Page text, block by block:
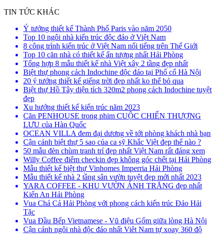
TIN TỨC KHÁC
Ý tưởng thiết kế Thành Phố Paris vào năm 2050
Top 10 ngôi nhà kiến trúc độc đáo ở Việt Nam
8 công trình kiến trúc ở Việt Nam nổi tiếng trên Thế Giới
Top 10 căn nhà có thiết kế ấn tượng nhất Hải Phòng
Tổng hợp 8 mẫu thiết kế nhà Việt xây 2 tầng đẹp nhất
Biệt thự phong cách Indochine độc đáo tại Phố cổ Hà Nội
20 ý tưởng thiết kế giếng trời đẹp nhất ko thể bỏ qua
Biệt thự Hồ Tây diện tích 320m2 phong cách Indochine tuyệt
đẹp
Xu hướng thiết kế kiến trúc năm 2023
Căn PENHOUSE trong phim CUỘC CHIẾN THƯỢNG
LƯU của Hàn Quốc
OCEAN VILLA đem đại dương về tới phòng khách nhà bạn
Cận cảnh biệt thự 5 sao của ca sỹ Khắc Việt đẹp thế nào ?
50 mẫu đèn chùm tranh trí đẹp nhất Việt Nam rất đáng xem
Willy Coffee điểm checkin đẹp không góc chết tại Hải Phòng
Mẫu thiết kế biệt thự Vinhomes Imperria Hải Phòng
Mẫu thiết kế nhà 2 tầng sân vườn tuyệt đẹp mới nhất 2023
YARA COFFEE - KHU VƯỜN ÁNH TRĂNG đẹp nhất
Kiến An Hải Phòng
Vua Chả Cá Hải Phòng với phong cách kiến trúc Đảo Hải
Tặc
Vua Đầu Bếp Vietnamese - Vũ điệu Gốm giữa lòng Hà Nội
Cận cảnh ngôi nhà độc đáo nhất Viêt Nam tự xoay 360 độ